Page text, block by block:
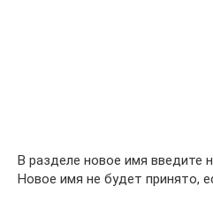
В разделе новое имя введите
Новое имя не будет принято,